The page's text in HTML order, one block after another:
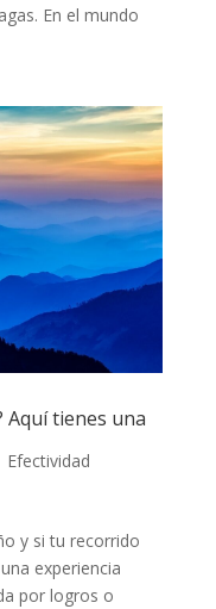
En el mundo
Aquí tienes una
Efectividad
y si tu recorrido
experiencia
por logros o